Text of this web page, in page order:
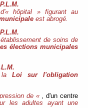
hôpital » figurant au
est abrogé.
de soins de
élections municipales
la Loi sur l'obligation
de « , d'un centre
les adultes ayant une